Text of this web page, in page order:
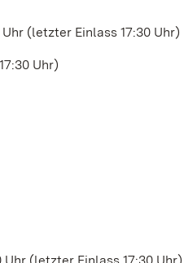
(letzter Einlass 17:30 Uhr)
Uhr)